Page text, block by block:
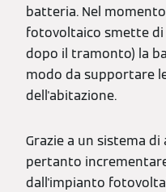
batteria. Nel
fotovoltaico smette
dopo il tramonto) la
modo da supportare
dell'abitazione.
Grazie a un sistema
pertanto
dall'impianto